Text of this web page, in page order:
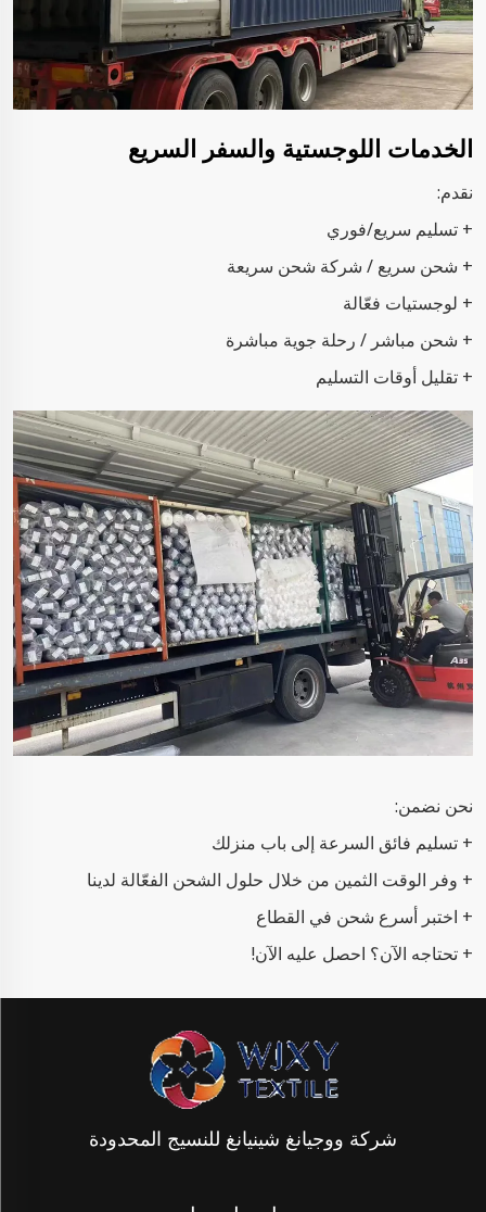
الخدمات اللوجستية والسفر السريع
نقدم:
+ تسليم سريع/فوري
+ شحن سريع / شركة شحن سريعة
+ لوجستيات فعّالة
+ شحن مباشر / رحلة جوية مباشرة
+ تقليل أوقات التسليم
نحن نضمن:
+ تسليم فائق السرعة إلى باب منزلك
+ وفر الوقت الثمين من خلال حلول الشحن الفعّالة لدينا
+ اختبر أسرع شحن في القطاع
+ تحتاجه الآن؟ احصل عليه الآن!
شركة ووجيانغ شينيانغ للنسيج المحدودة